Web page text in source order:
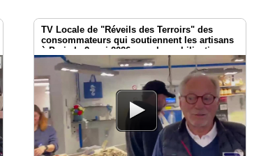
TV Locale de "Réveils des Terroirs" des
consommateurs qui soutiennent les artisans
à Paris le 2 mai 2026 pour la mobilisation
Place Vauban